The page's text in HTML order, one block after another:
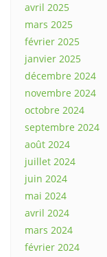
avril 2025
mars 2025
février 2025
janvier 2025
décembre 2024
novembre 2024
octobre 2024
septembre 2024
août 2024
juillet 2024
juin 2024
mai 2024
avril 2024
mars 2024
février 2024